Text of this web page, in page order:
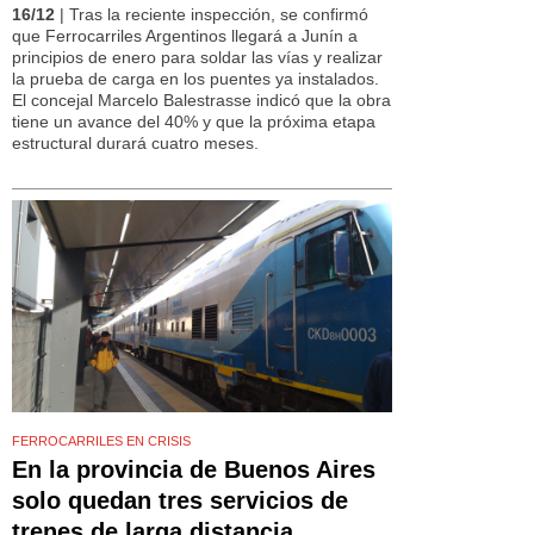
16/12 | Tras la reciente inspección, se confirmó
que Ferrocarriles Argentinos llegará a Junín a
principios de enero para soldar las vías y realizar
la prueba de carga en los puentes ya instalados.
El concejal Marcelo Balestrasse indicó que la obra
tiene un avance del 40% y que la próxima etapa
estructural durará cuatro meses.
FERROCARRILES EN CRISIS
En la provincia de Buenos Aires
solo quedan tres servicios de